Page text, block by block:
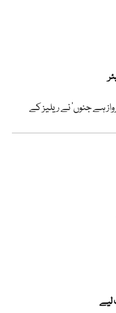
ہے جنوں‘ نے ریلیز کے
لیے